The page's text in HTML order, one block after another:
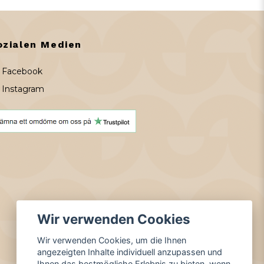
Medien
Facebook
Instagram
Wir verwenden Cookies
Wir verwenden Cookies, um die Ihnen
angezeigten Inhalte individuell anzupassen und